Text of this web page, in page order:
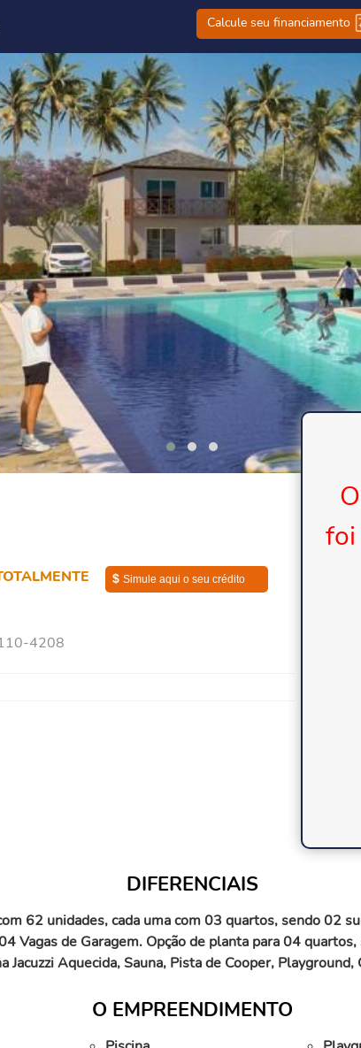
Calcule seu financiamento
4208
$Simule aqui o seu crédito
DIFERENCIAIS
62 unidades, cada uma com 03 quartos, sendo 02
Vagas de Garagem. Opção de planta para 04
Aquecida, Sauna, Pista de Cooper,
O EMPREENDIMENTO